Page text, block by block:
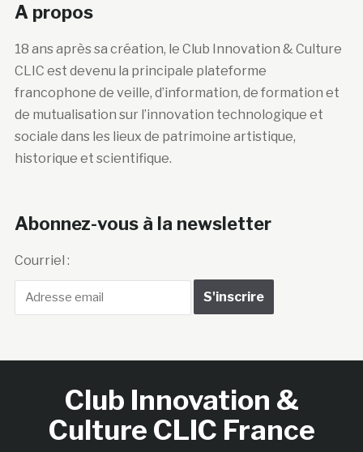
A propos
18 ans après sa création, le Club Innovation & Culture
CLIC est devenu la principale plateforme
francophone de veille, d’information, de formation et
de mutualisation sur l’innovation technologique et
sociale dans les lieux de patrimoine artistique,
historique et scientifique.
Abonnez-vous à la newsletter
Courriel :
Club Innovation &
Culture CLIC France